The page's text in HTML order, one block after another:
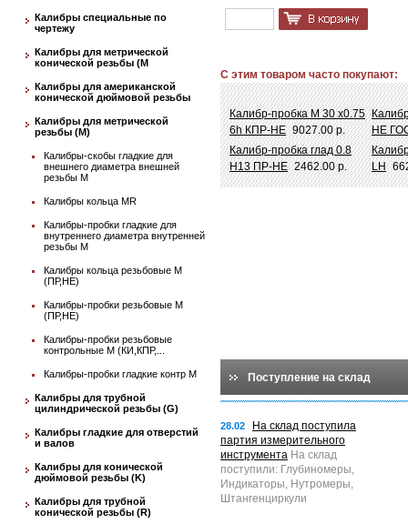
Калибры специальные по
чертежу
Калибры для метрической
конической резьбы (М
Калибры для американской
конической дюймовой резьбы
Калибры для метрической
резьбы (М)
Калибры-скобы гладкие для
внешнего диаметра внешней
резьбы М
Калибры кольца MR
Калибры-пробки гладкие для
внутреннего диаметра внутренней
резьбы М
Калибры кольца резьбовые М
(ПР,НЕ)
Калибры-пробки резьбовые М
(ПР,НЕ)
Калибры-пробки резьбовые
контрольные М (КИ,КПР,...
Калибры-пробки гладкие контр М
Калибры для трубной
цилиндрической резьбы (G)
Калибры гладкие для отверстий
и валов
Калибры для конической
дюймовой резьбы (K)
Калибры для трубной
конической резьбы (R)
С этим товаром часто покупают:
Калибр-пробка М 30 х0.75
6h КПР-НЕ 9027.00 р.
НЕ
Калибр-пробка глад 0.8
Н13 ПР-НЕ 2462.00 р.
LH
Поступление на склад
28.02
На склад поступила
партия измерительного
инструмента На склад
поступили: Глубиномеры,
Индикаторы, Нутромеры,
Штангенциркули